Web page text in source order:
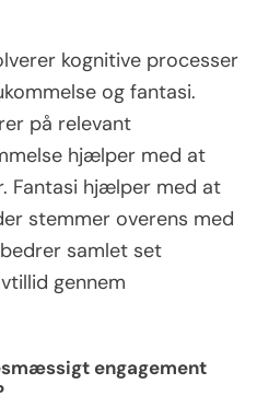
kognitive processer
og fantasi.
på relevant
hjælper med at
Fantasi hjælper med at
stemmer overens med
samlet set
gennem
engagement